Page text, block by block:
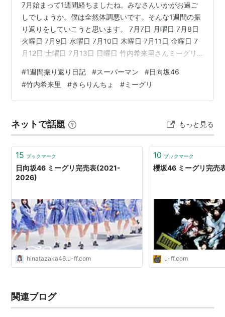
7月始まって1週間経ちましたね。みなさんいかがお過ご
しでしょうか。僕は全然体調悪いです。そんな1週間の振
り返りをしていこうと思います。 7月7日 月曜日 7月8日
火曜日 7月9日 水曜日 7月10日 木曜日 7月11日 金曜日 7
月12日 土曜日 7月13日 日曜日 竹内希来里さんミーグリ
とう！！」僕「聞きたいことあって、普段友達にきらり
さん紹介する時フルネームなんだけどなんて呼んだらい
いですか？」✨「きらりんちょ！！！」最後の「きらり
たのでぶったまげるくらいかわいかったです。 きらり…
#1週間振り返り日記 #スーパーマン #日向坂46
#竹内希来里 #きらりんちょ #ミーグリ
ネットで話題 もっと見る
15 ブックマーク
日向坂46 ミーグリ完売表(2021-
2026)
hinatazaka46.u-ff.com
10 ブックマーク
櫻坂46 ミーグリ完
u-ff.com
関連ブログ